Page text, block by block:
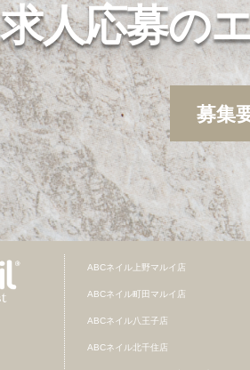
求人応募の
募集
ABCネイル上野マルイ店
ABCネイル町田マルイ店
ABCネイル八王子店
ABCネイル北千住店